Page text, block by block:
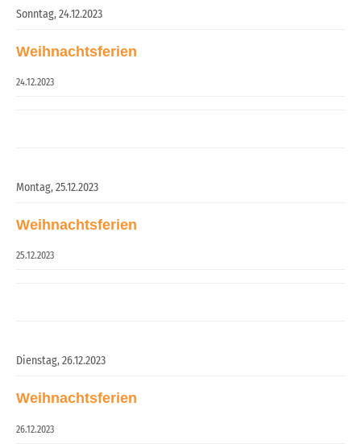
Sonntag,24.12.2023
Weihnachtsferien
24.12.2023
Montag,25.12.2023
Weihnachtsferien
25.12.2023
Dienstag,26.12.2023
Weihnachtsferien
26.12.2023